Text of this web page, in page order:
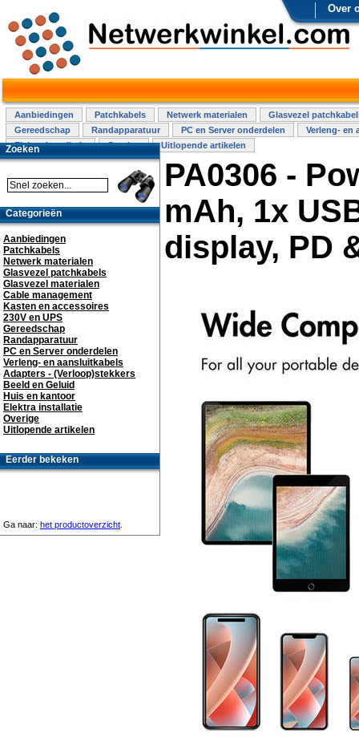
Over
Aanbiedingen Patchkabels Netwerk materialen
Glasvezel
Gereedschap
Randapparatuur PC en Server onderdelen
Verleng- en
Elektra installatie
Overige Uitlopende artikelen
PA0306 -
mAh, 1x
display, PD
Zoeken
Categorieën
Aanbiedingen
Patchkabels
Netwerk materialen
Glasvezel patchkabels
Glasvezel materialen
Cable management
Kasten en accessoires
230V en UPS
Gereedschap
Randapparatuur
PC en Server onderdelen
Verleng- en aansluitkabels
Adapters - (Verloop)stekkers
Beeld en Geluid
Huis en kantoor
Elektra installatie
Overige
Uitlopende artikelen
Eerder bekeken
Ga naar: het productoverzicht